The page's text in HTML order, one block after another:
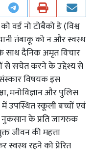
वर्ड नो टोबैको डे (विश्व
तंबाकू को न और स्वस्थ
साथ दैनिक अमृत विचार
से सचेत करने के उद्देश्य से
विषयक इस
मनोविज्ञान और पुलिस
उपस्थित स्कूली बच्चों एवं
नुकसान के प्रति जागरुक
जीवन की महत्ता
स्वस्थ रहने को प्रेरित